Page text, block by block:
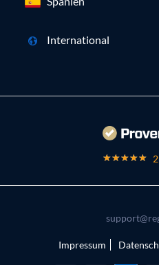
International
Impressum